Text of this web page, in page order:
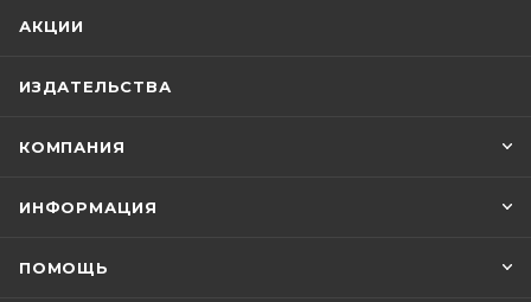
АКЦИИ
ИЗДАТЕЛЬСТВА
КОМПАНИЯ
ИНФОРМАЦИЯ
ПОМОЩЬ